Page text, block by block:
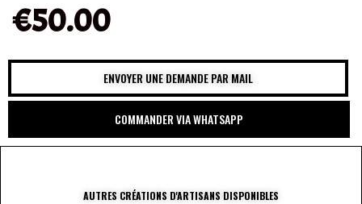
€50.00
ENVOYER UNE DEMANDE PAR MAIL
COMMANDER VIA WHATSAPP
AUTRES CRÉATIONS D'ARTISANS DISPONIBLES